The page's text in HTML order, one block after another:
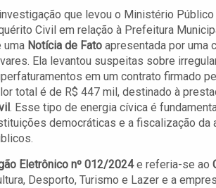
que levou o Ministério Público
Civil em relação à Prefeitura
uma Notícia de Fato apresentada por uma
Ela levantou suspeitas sobre
em um contrato firmado
total é de R$ 447 mil, destinado à
. Esse tipo de energia cívica é
democráticas e a fiscalização da
Eletrônico nº 012/2024e referia-se ao
Desporto, Turismo e Lazer e a